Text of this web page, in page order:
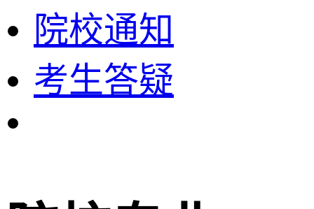
院校通知
考生答疑